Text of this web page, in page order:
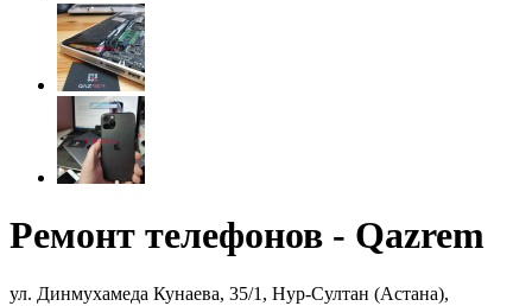
Ремонт телефонов - Qazrem
ул. Динмухамеда Кунаева, 35/1, Нур-Султан (Астана),